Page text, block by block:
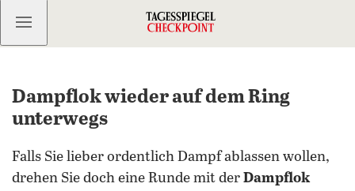
Kostenlos anmelden
Dampflok wieder auf dem Ring
unterwegs
Falls Sie lieber ordentlich Dampf ablassen wollen,
drehen Sie doch eine Runde mit der Dampflok